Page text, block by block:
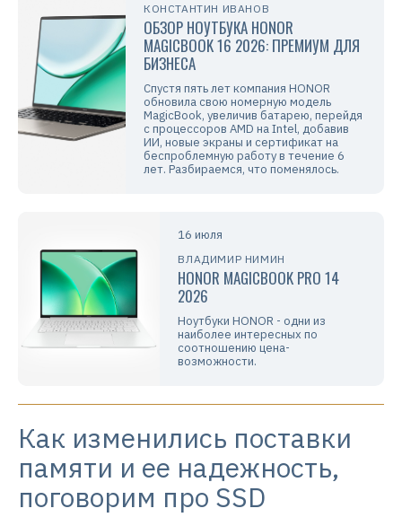
КОНСТАНТИН ИВАНОВ
ОБЗОР НОУТБУКА HONOR
MAGICBOOK 16 2026: ПРЕМИУМ ДЛЯ
БИЗНЕСА
Спустя пять лет компания HONOR
обновила свою номерную модель
MagicBook, увеличив батарею, перейдя
с процессоров AMD на Intel, добавив
ИИ, новые экраны и сертификат на
беспроблемную работу в течение 6
лет. Разбираемся, что поменялось.
16 июля
ВЛАДИМИР НИМИН
HONOR MAGICBOOK PRO 14
2026
Ноутбуки HONOR - одни из
наиболее интересных по
соотношению цена-
возможности.
Как изменились поставки
памяти и ее надежность,
поговорим про SSD